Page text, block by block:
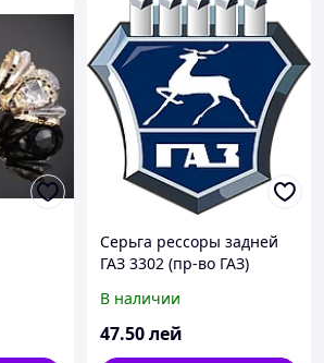
Серьга рессоры задней
ГАЗ 3302 (пр-во ГАЗ)
В наличии
47.50лей